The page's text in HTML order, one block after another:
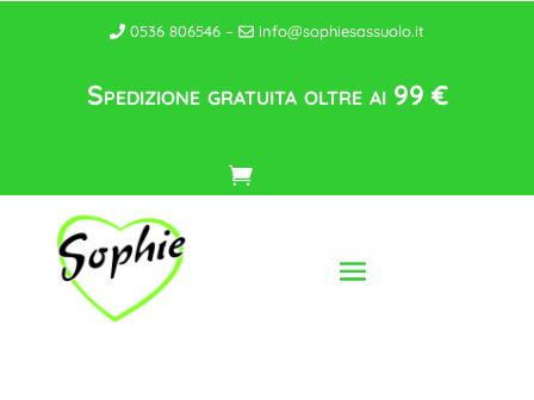
0536 806546 – info@sophiesassuolo.it
Spedizione gratuita oltre ai 99 €